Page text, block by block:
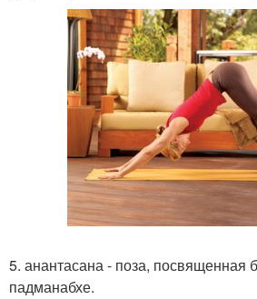
5. анантасана - поза, посвященная
падманабхе.